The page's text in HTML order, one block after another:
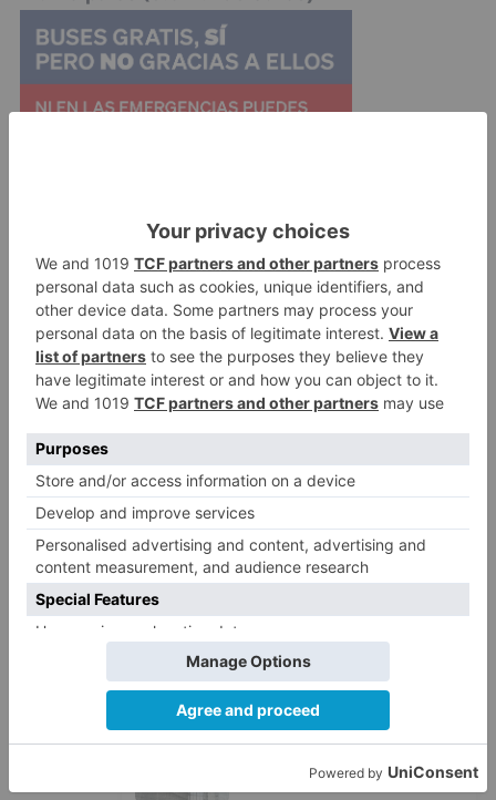
Por otro lado, podría ser un impulso al Plan
Municipal de Vivienda, creado a partir de las
peticiones de la Plataforma de Afectados por la
Hipoteca y que la propia PAH reconocía que ha
sido un pequeño avance, aunque solamente
cuente con 10 viviendas en Burgos.
Burgos tasa colau dejaría casi millones
LO + VISTO
1
Barrio (PSOE) denuncia que la
apertura del Castillo responde a
del proyecto